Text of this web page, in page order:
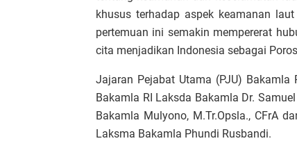
khusus terhadap aspek keamanan
pertemuan ini semakin mempererat
cita menjadikan Indonesia sebagai
Jajaran Pejabat Utama (PJU)
Bakamla RI Laksda Bakamla Dr.
Bakamla Mulyono, M.Tr.Opsla., CFrA
Laksma Bakamla Phundi Rusbandi.